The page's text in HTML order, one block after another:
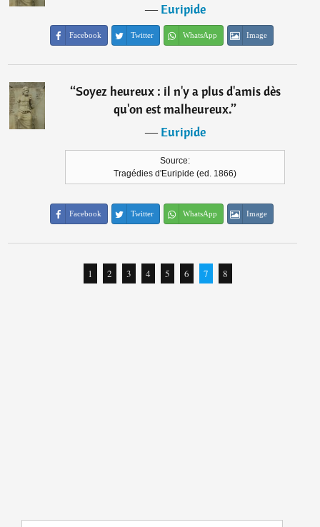
―Euripide
Facebook Twitter WhatsApp Image
“Soyez heureux : il n'y a plus d'amis dès
qu'on est malheureux.”
―Euripide
Source:
Tragédies d'Euripide (ed. 1866)
Facebook Twitter WhatsApp Image
1 2 3 4 5 6 7 8